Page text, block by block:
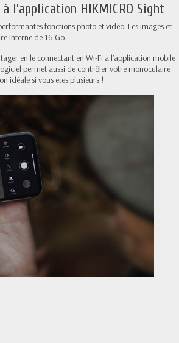
l’application HIKMICRO Sight
fonctions photo et vidéo. Les images et
interne de 16 Go.
en le connectant en Wi-Fi à l’application mobile
permet aussi de contrôler votre monoculaire
idéale si vous êtes plusieurs !